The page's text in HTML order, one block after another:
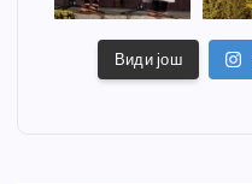
Види још